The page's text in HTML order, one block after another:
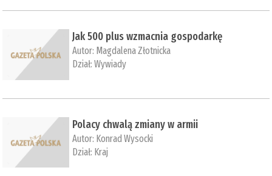
Jak 500 plus wzmacnia gospodarkę
Autor: Magdalena Złotnicka
Dział:Wywiady
Polacy chwalą zmiany w armii
Autor: Konrad Wysocki
Dział: Kraj